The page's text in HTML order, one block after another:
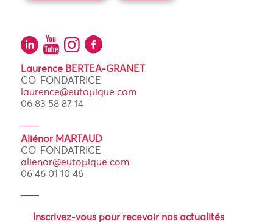
Laurence BERTEA-GRANET
CO-FONDATRICE
laurence@eutopique.com
06 83 58 87 14
Aliénor MARTAUD
CO-FONDATRICE
alienor@eutopique.com
06 46 01 10 46
Inscrivez-vous pour recevoir nos actualités